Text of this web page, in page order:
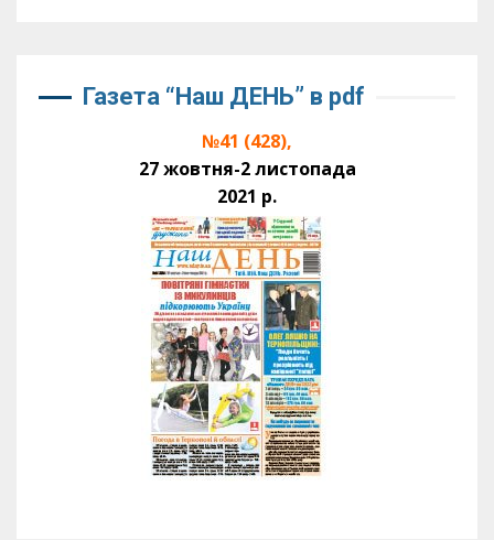
Газета “Наш ДЕНЬ” в pdf
№41 (428),
27 жовтня-2 листопада
2021 р.